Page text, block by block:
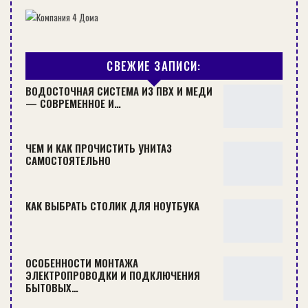
Деревянная дверь, обшитая вагонкой
СЕЙЧАС ЧИТАЮТ:
СВЕЖИЕ ЗАПИСИ:
ВОДОСТОЧНАЯ СИСТЕМА ИЗ ПВХ И МЕДИ
— СОВРЕМЕННОЕ И…
ЧЕМ И КАК ПРОЧИСТИТЬ УНИТАЗ
САМОСТОЯТЕЛЬНО
КАК ВЫБРАТЬ СТОЛИК ДЛЯ НОУТБУКА
ОСОБЕННОСТИ МОНТАЖА
ЭЛЕКТРОПРОВОДКИ И ПОДКЛЮЧЕНИЯ
БЫТОВЫХ…